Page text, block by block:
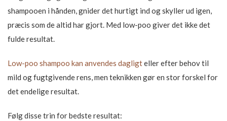
shampooen i hånden, gnider det hurtigt ind og skyller ud igen,
præcis som de altid har gjort. Med low-poo giver det ikke det
fulde resultat.
Low-poo shampoo kan anvendes dagligteller efter behov til
mild og fugtgivende rens, men teknikken gør en stor forskel for
det endelige resultat.
Følg disse trin for bedste resultat: